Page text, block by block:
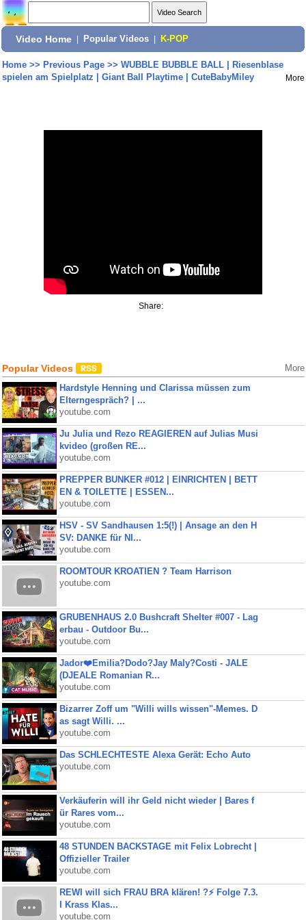
Video Home Popular Videos K-POP
Home>> Previous Page>> WUBBLE BUBBLE BALL | Riesenblase
spielen am Spielplatz | Giant Ball Playtime | CuteBabyMiley
More
Share:
Popular Videos More
Hardstyle Henning und Clarissa müssen zum
Elterngespräch? | ...
youtube.com
Ju Julia und Rezo REAGIEREN auf Julias Musi
kvideo (großen RE...
youtube.com
PREPPER BUNKER #012 | EINRICHTEN | BETT
EN & TOILETTE | ESSEN...
youtube.com
HSV - SV Sandhausen 1:5(!) | Ansage an den H
SV: DANKE für NI...
youtube.com
ROOMTOUR KROATIEN ? Team Harrison
youtube.com
GRUBENHAUS 2.0 Bushcraft Shelter #007 - Lag
erbau - Outdoor Bu...
youtube.com
Jador❤️Emilia?Dodo?Jay Maly?Costi - JALE
(DJEALE Romanian R...
youtube.com
Bizarrer Zoff um "Willi wills wissen"-Memes. D
as sagt Willi. ...
youtube.com
Das SCHLECHTESTE Alexa Gerät: Echo Auto
youtube.com
Verkäuferin will ihr Geld nicht wieder | Bares f
ür Rares vom...
youtube.com
48 STUNDEN BACKSTAGE mit Felix Lobrecht |
Offizieller Trailer
youtube.com
REWI will sich FRAU BRA klären! ?⚡️ Folge 7.3.
I Krass Klas...
youtube.com